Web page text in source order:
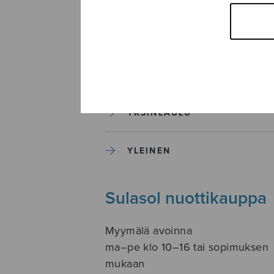
SOITINKOULUT JA OPPAAT
YKSINLAULU
YLEINEN
Sulasol nuottikauppa
Myymälä avoinna
ma–pe klo 10–16 tai sopimuksen
mukaan